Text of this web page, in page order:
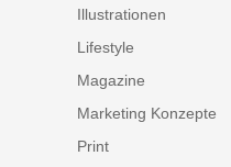
Illustrationen
Lifestyle
Magazine
Marketing Konzepte
Print